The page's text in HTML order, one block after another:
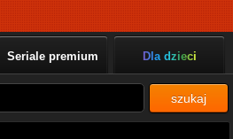
Seriale premium Dla dzieci
szukaj